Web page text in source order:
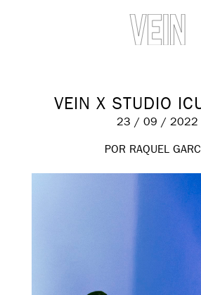
VEIN X STUDIO
23 / 09 / 2022
POR RAQUEL